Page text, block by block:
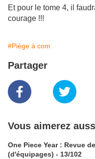
Et pour le tome 4, il
courage !!!
#Piège à com
Partager
Vous aimerez
One Piece Year : Revue
(d'équipages) - 13/102